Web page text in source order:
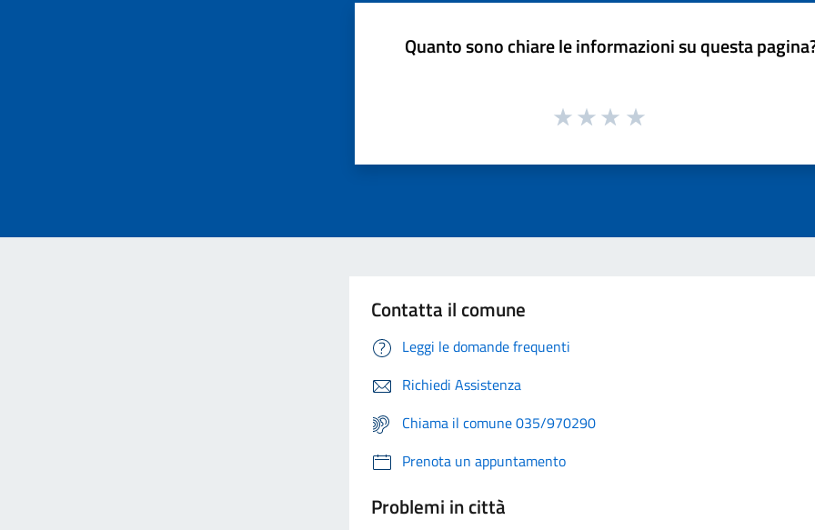
Quanto sono chiare le informazioni su questa
Contatta il comune
Leggi le domande frequenti
Richiedi Assistenza
Chiama il comune 035/970290
Prenota un appuntamento
Problemi in città